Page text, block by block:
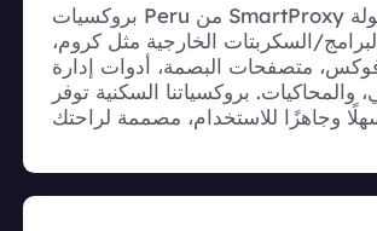
بروكسيات Peru من SmartProxy تتكامل بسهولة
السكربتات الخارجية مثل كروم،
متصفحات البصمة، أدوات إدارة
والمحاكيات. بروكسياتنا السكنية توفر